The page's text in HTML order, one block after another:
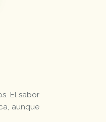
El sabor
aunque